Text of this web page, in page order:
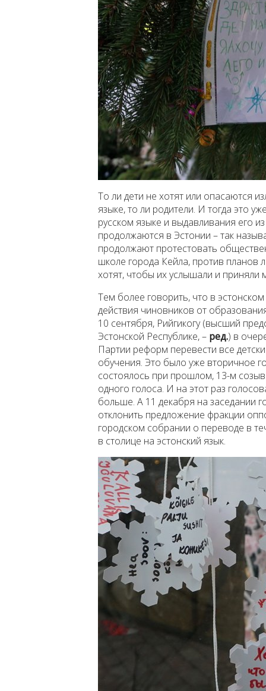
То ли дети не хотят или опасаются
языке, то ли родители. И тогда это
русском языке и выдавливания его
продолжаются в Эстонии – так
продолжают протестовать
школе города Кейла, против планов
хотят, чтобы их услышали и приняли
Тем более говорить, что в
действия чиновников от
10 сентября, Рийгикогу (высший
Эстонской Республике, – ред.) в
Партии реформ перевести все
обучения. Это было уже вторичное
состоялось при прошлом, 13-м
одного голоса. И на этот раз
больше. А 11 декабря на заседании
отклонить предложение фракции
городском собрании о переводе в
в столице на эстонский язык.